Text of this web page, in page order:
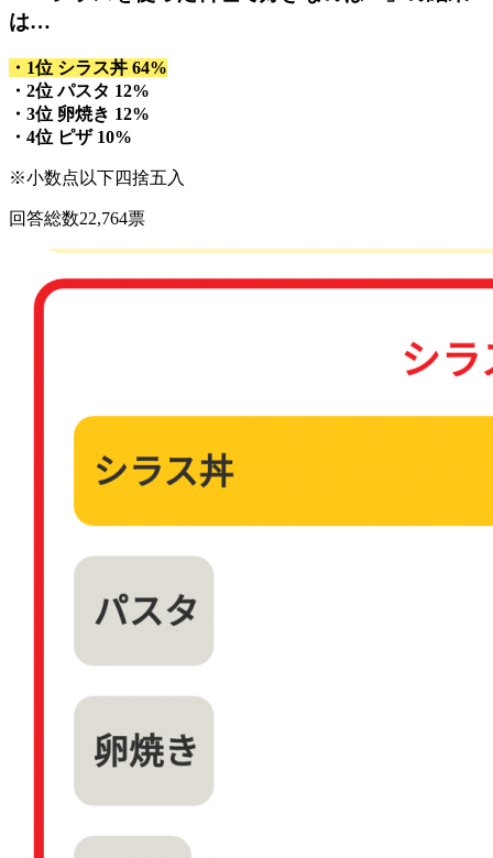
は…
・1位 シラス丼 64%
・2位 パスタ 12%
・3位 卵焼き 12%
・4位 ピザ 10%
※小数点以下四捨五入
回答総数22,764票